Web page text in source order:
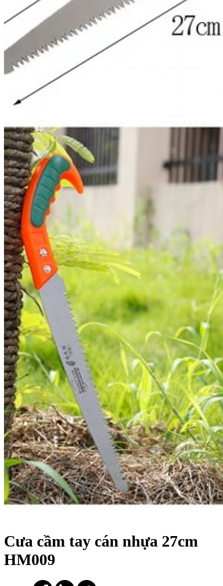
Cưa cầm tay cán nhựa 27cm
HM009